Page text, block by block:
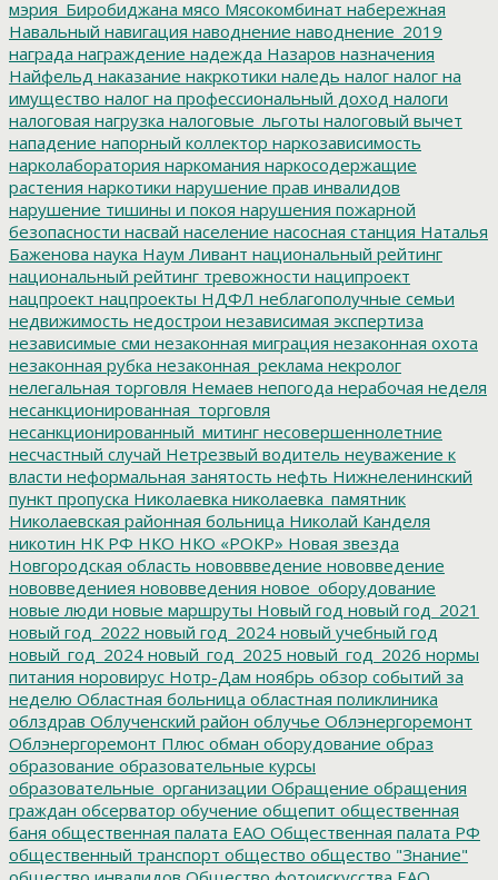
мэрия_Биробиджана мясо Мясокомбинат набережная
Навальный навигация наводнение наводнение_2019
награда награждение надежда Назаров назначения
Найфельд наказание накркотики наледь налог налог на
имущество налог на профессиональный доход налоги
налоговая нагрузка налоговые_льготы налоговый вычет
нападение напорный коллектор наркозависимость
нарколаборатория наркомания наркосодержащие
растения наркотики нарушение прав инвалидов
нарушение тишины и покоя нарушения пожарной
безопасности насвай население насосная станция Наталья
Баженова наука Наум Ливант национальный рейтинг
национальный рейтинг тревожности наципроект
нацпроект нацпроекты НДФЛ неблагополучные семьи
недвижимость недострои независимая экспертиза
независимые сми незаконная миграция незаконная охота
незаконная рубка незаконная_реклама некролог
нелегальная торговля Немаев непогода нерабочая неделя
несанкционированная_торговля
несанкционированный_митинг несовершеннолетние
несчастный случай Нетрезвый водитель неуважение к
власти неформальная занятость нефть Нижнеленинский
пункт пропуска Николаевка николаевка_памятник
Николаевская районная больница Николай Канделя
никотин НК РФ НКО НКО «РОКР» Новая звезда
Новгородская область нововвведение нововведение
нововведениея нововведения новое_оборудование
новые люди новые маршруты Новый год новый год_2021
новый год_2022 новый год_2024 новый учебный год
новый_год_2024 новый_год_2025 новый_год_2026 нормы
питания норовирус Нотр-Дам ноябрь обзор событий за
неделю Областная больница областная поликлиника
облздрав Облученский район облучье Облэнергоремонт
Облэнергоремонт Плюс обман оборудование образ
образование образовательные курсы
образовательные_организации Обращение обращения
граждан обсерватор обучение общепит общественная
баня общественная палата ЕАО Общественная палата РФ
общественный транспорт общество общество "Знание"